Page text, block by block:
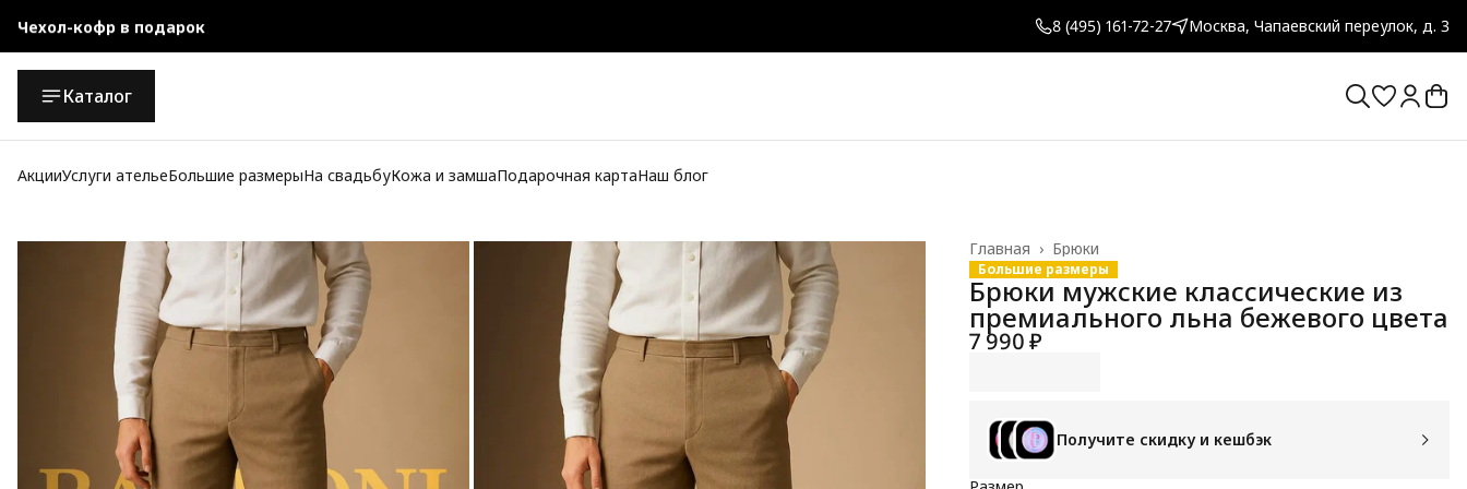
Чехол-кофр в подарок 8 (495) 161-72-27 Москва, Чапаевский переулок, д. 3
Каталог
АкцииУслуги ательеБольшие размерыНа свадьбуКожа и замшаПодарочная картаНаш блог
Брюки
Главная ›
Большие размеры
Брюки мужские классические из
премиального льна бежевого цвета
7 990 ₽
Получите скидку и кешбэк